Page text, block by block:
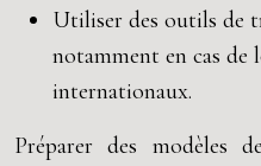
Utiliser des outils de
notamment en cas de
internationaux.
Préparer des modèles